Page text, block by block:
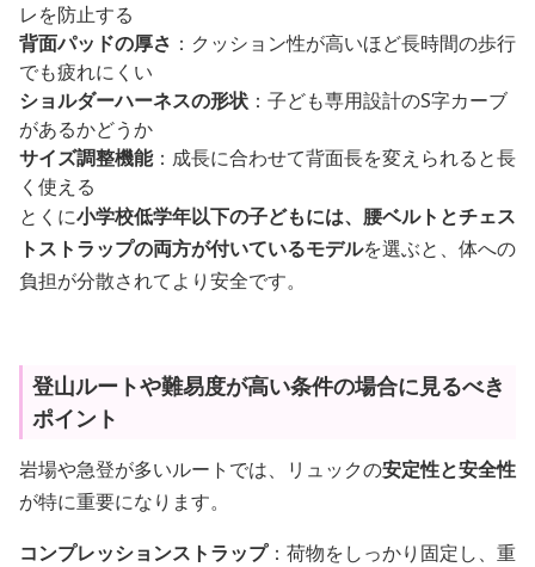
レを防止する
背面パッドの厚さ ：クッション性が高いほど長時間の歩行
でも疲れにくい
ショルダーハーネスの形状 ：子ども専用設計のS字カーブ
があるかどうか
サイズ調整機能：成長に合わせて背面長を変えられると長
く使える
とくに小学校低学年以下の子どもには、腰ベルトとチェス
トストラップの両方が付いているモデルを選ぶと、体への
負担が分散されてより安全です。
登山ルートや難易度が高い条件の場合に見るべき
ポイント
岩場や急登が多いルートでは、リュックの安定性と安全性
が特に重要になります。
コンプレッションストラップ：荷物をしっかり固定し、重